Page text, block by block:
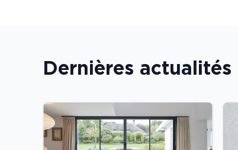
Dernières actualités